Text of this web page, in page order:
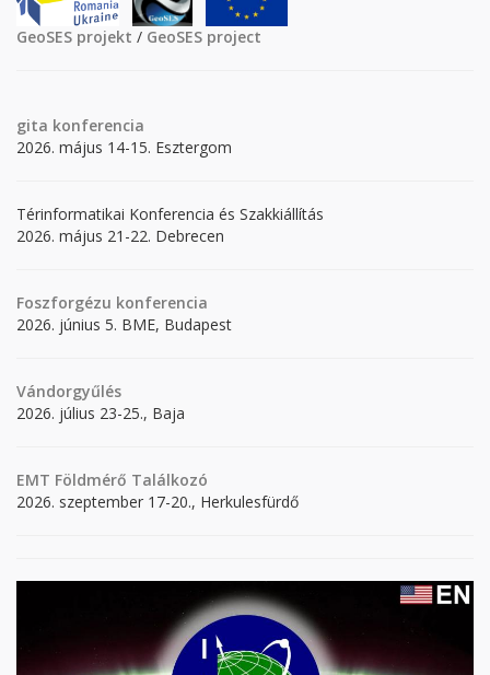
GeoSES projekt / GeoSES project
gita konferencia
2026. május 14-15. Esztergom
Térinformatikai Konferencia és Szakkiállítás
2026. május 21-22. Debrecen
Foszforgézu konferencia
2026. június 5. BME, Budapest
Vándorgyűlés
2026. július 23-25., Baja
EMT Földmérő Találkozó
2026. szeptember 17-20., Herkulesfürdő